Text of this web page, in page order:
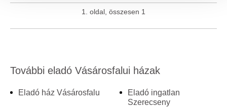
megosztjuk az Ön weboldalhasználatra vonatkozó
1. oldal, összesen 1
További eladó Vásárosfalui házak
Eladó ház Vásárosfalu
Eladó ingatlan
Szerecseny